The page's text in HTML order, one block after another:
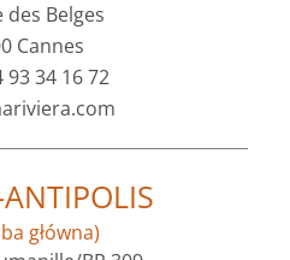
des Belges
Cannes
93 34 16 72
główna)